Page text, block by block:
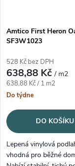
Amtico First Heron
SF3W1023
528 Kč bez DPH
638,88 Kč/ m2
Měrná cena:
638,88 Kč / 1 m2
Do týdne
DO KOŠÍKU
Lepená vinylová
vhodná pro běžné